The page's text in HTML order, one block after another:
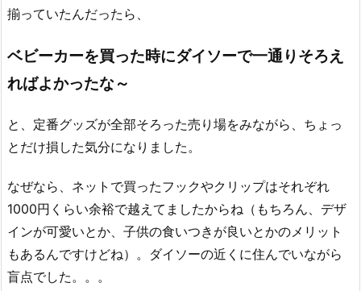
揃っていたんだったら、
ベビーカーを買った時にダイソーで一通りそろえ
ればよかったな～
と、定番グッズが全部そろった売り場をみながら、ちょっ
とだけ損した気分になりました。
なぜなら、ネットで買ったフックやクリップはそれぞれ
1000円くらい余裕で越えてましたからね（もちろん、デザ
インが可愛いとか、子供の食いつきが良いとかのメリット
もあるんですけどね）。ダイソーの近くに住んでいながら
盲点でした。。。